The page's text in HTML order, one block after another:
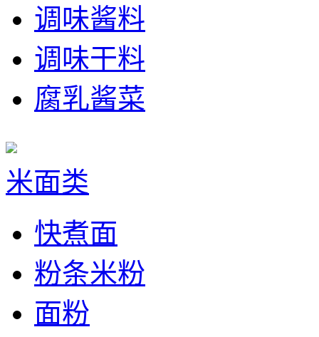
调味酱料
调味干料
腐乳酱菜
米面类
快煮面
粉条米粉
面粉